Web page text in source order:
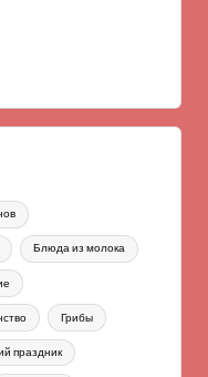
Блюда из молока
Грибы
праздник